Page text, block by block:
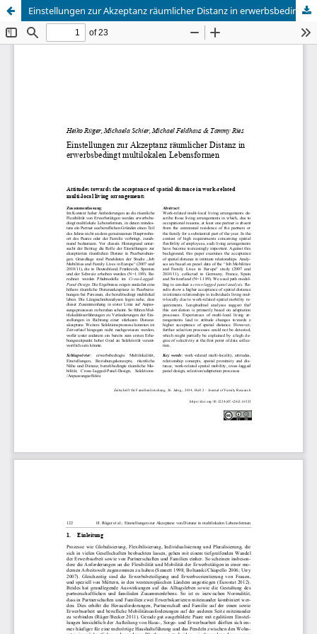
Einstellungen zur Akzeptanz räumlicher Distanz in erwerbsbedingt multilokalen Lebensformen